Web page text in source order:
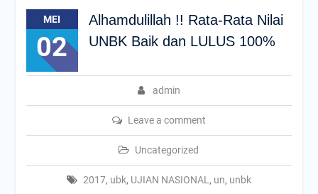
MEI
02
Alhamdulillah !! Rata-Rata Nilai
UNBK Baik dan LULUS 100%
admin
Leave a comment
Uncategorized
2017, ubk, UJIAN NASIONAL , un, unbk